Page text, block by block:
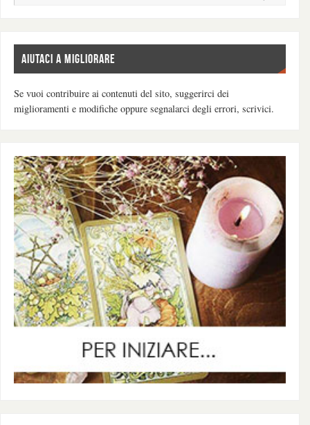
AIUTACI A MIGLIORARE
Se vuoi contribuire ai contenuti del sito, suggerirci dei
miglioramenti e modifiche oppure segnalarci degli errori, scrivici.